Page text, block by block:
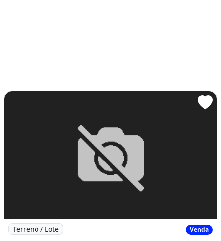
Imagem: Ultimas Unidades do Loteamento Metropole
Terreno / Lote Venda